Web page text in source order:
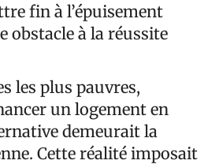
fin à l’épuisement
obstacle à la réussite
les plus pauvres,
un logement en
demeurait la
Cette réalité imposait